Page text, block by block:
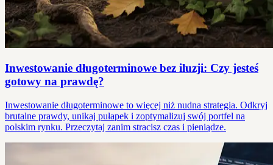
Inwestowanie długoterminowe bez iluzji: Czy jesteś
gotowy na prawdę?
Inwestowanie długoterminowe to więcej niż nudna strategia. Odkryj
brutalne prawdy, unikaj pułapek i zoptymalizuj swój portfel na
polskim rynku. Przeczytaj zanim stracisz czas i pieniądze.